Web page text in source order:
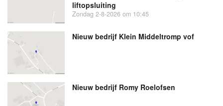
liftopsluiting
Zondag 2-8-2026 om 10:45
Nieuw bedrijf Klein Middeltromp vof
Nieuw bedrijf Romy Roelofsen